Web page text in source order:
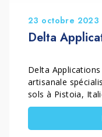
23 octobre 2023
Delta
Delta
artisanale
sols à Pistoia,
des surfaces en
marbre, granit,
L’entreprise